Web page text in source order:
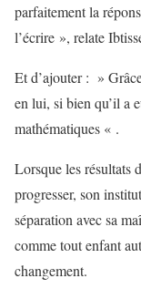
parfaitement la
l’écrire », relate
Et d’ajouter : »
en lui, si bien qu’il a
mathématiques « .
Lorsque les résultats
progresser, son
séparation avec sa
comme tout enfant
changement.